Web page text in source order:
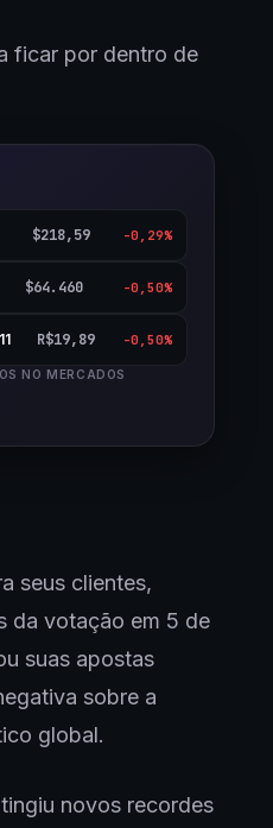
ficar por dentro de
$218,59 -0,29%
$64.460 -0,50%
R$19,89 -0,50%
NO MERCADOS
seus clientes,
da votação em 5 de
suas apostas
sobre a
global.
novos recordes